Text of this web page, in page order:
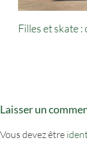
Filles et skate
Laisser un
Vous devez être